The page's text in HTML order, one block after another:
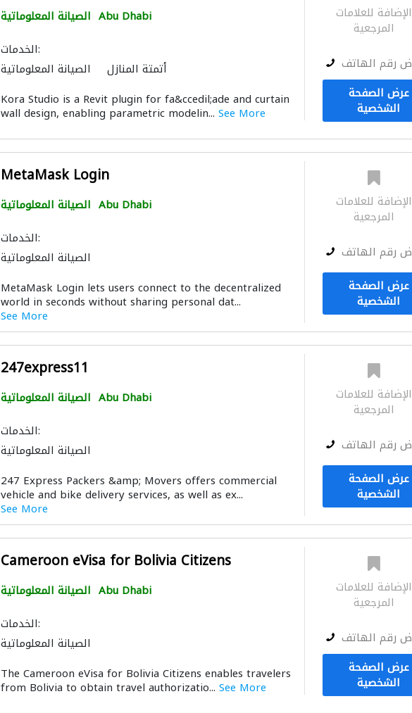
الصيانة المعلوماتية Abu Dhabi
الخدمات:
الصيانة المعلوماتية
أتمتة المنازل
Kora Studio is a Revit plugin for fa&ccedil;ade and curtain
wall design, enabling parametric modelin... See More
الإضافة للعلامات
المرجعية
رقم الهاتف
عرض الصفحة
الشخصية
MetaMask Login
الصيانة المعلوماتية Abu Dhabi
الخدمات:
الصيانة المعلوماتية
MetaMask Login lets users connect to the decentralized
world in seconds without sharing personal dat...
See More
الإضافة للعلامات
المرجعية
رقم الهاتف
عرض الصفحة
الشخصية
247express11
الصيانة المعلوماتية Abu Dhabi
الخدمات:
الصيانة المعلوماتية
247 Express Packers &amp; Movers offers commercial
vehicle and bike delivery services, as well as ex...
See More
الإضافة للعلامات
المرجعية
رقم الهاتف
عرض الصفحة
الشخصية
Cameroon eVisa for Bolivia Citizens
الصيانة المعلوماتية Abu Dhabi
الخدمات:
الصيانة المعلوماتية
The Cameroon eVisa for Bolivia Citizens enables travelers
from Bolivia to obtain travel authorizatio... See More
الإضافة للعلامات
المرجعية
رقم الهاتف
عرض الصفحة
الشخصية